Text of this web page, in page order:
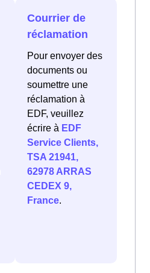
Courrier de
réclamation
Pour envoyer des
documents ou
soumettre une
réclamation à
EDF, veuillez
écrire à EDF
Service Clients,
TSA 21941,
62978 ARRAS
CEDEX 9,
France.